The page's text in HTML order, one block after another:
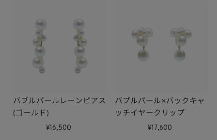
バブルパールレーンピアス
(ゴールド)
16,500
バブルパール×バックキャ
ッチイヤークリップ
17,600